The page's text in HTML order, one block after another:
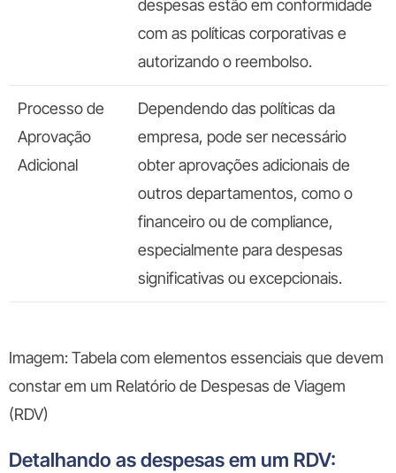
despesas estão em conformidade
com as políticas corporativas e
autorizando o reembolso.
Processo de
Aprovação
Adicional
Dependendo das políticas da
empresa, pode ser necessário
obter aprovações adicionais de
outros departamentos, como o
financeiro ou de compliance,
especialmente para despesas
significativas ou excepcionais.
Imagem: Tabela com elementos essenciais que devem
constar em um Relatório de Despesas de Viagem
(RDV)
Detalhando as despesas em um RDV: